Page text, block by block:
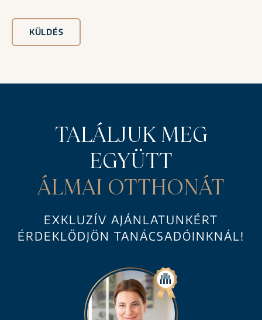
KÜLDÉS
TALÁLJUK MEG
EGYÜTT
ÁLMAI OTTHONÁT
EXKLUZÍV AJÁNLATUNKÉRT
ÉRDEKLŐDJÖN TANÁCSADÓINKNÁL!